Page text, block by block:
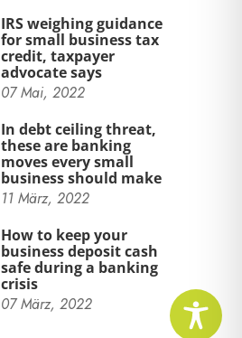
IRS weighing guidance
for small business tax
credit, taxpayer
advocate says
07 Mai, 2022
In debt ceiling threat,
these are banking
moves every small
business should make
11 März, 2022
How to keep your
business deposit cash
safe during a banking
crisis
07 März, 2022